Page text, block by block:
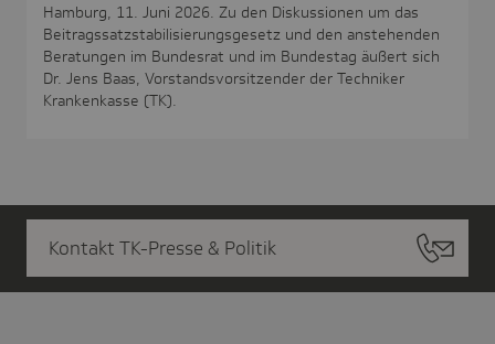
Hamburg, 11. Juni 2026. Zu den Diskussionen um das
Beitragssatzstabilisierungsgesetz und den anstehenden
Beratungen im Bundesrat und im Bundestag äußert sich
Dr. Jens Baas, Vorstandsvorsitzender der Techniker
Krankenkasse (TK).
Kontakt TK-Presse & Politik